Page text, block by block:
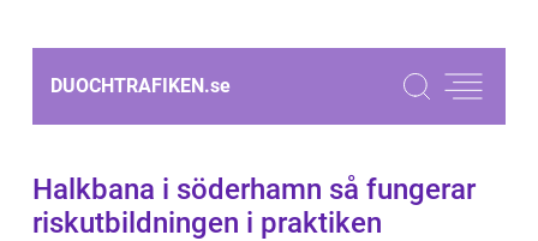
DUOCHTRAFIKEN.se
Halkbana i söderhamn så fungerar
riskutbildningen i praktiken